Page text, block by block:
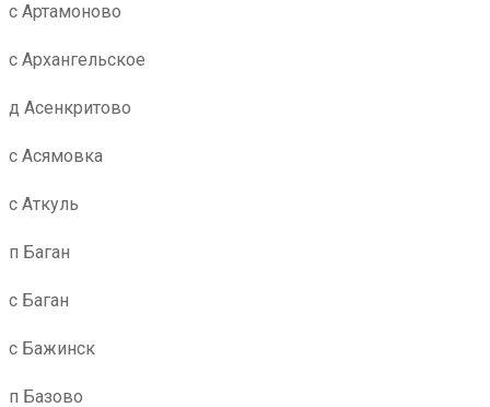
с Артамоново
с Архангельское
д Асенкритово
с Асямовка
с Аткуль
п Баган
с Баган
с Бажинск
п Базово